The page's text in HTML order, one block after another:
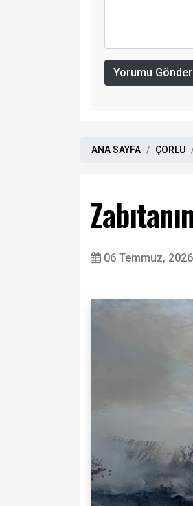
Yorumu Gönder
ANA SAYFA ÇORLU
06 Temmuz,